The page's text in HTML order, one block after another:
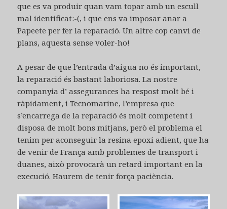
que es va produir quan vam topar amb un escull
mal identificat:-(, i que ens va imposar anar a
Papeete per fer la reparació. Un altre cop canvi de
plans, aquesta sense voler-ho!
A pesar de que l’entrada d’aigua no és important,
la reparació és bastant laboriosa. La nostre
companyia d’ assegurances ha respost molt bé i
ràpidament, i Tecnomarine, l’empresa que
s’encarrega de la reparació és molt competent i
disposa de molt bons mitjans, però el problema el
tenim per aconseguir la resina epoxi adient, que ha
de venir de França amb problemes de transport i
duanes, això provocarà un retard important en la
execució. Haurem de tenir força paciència.